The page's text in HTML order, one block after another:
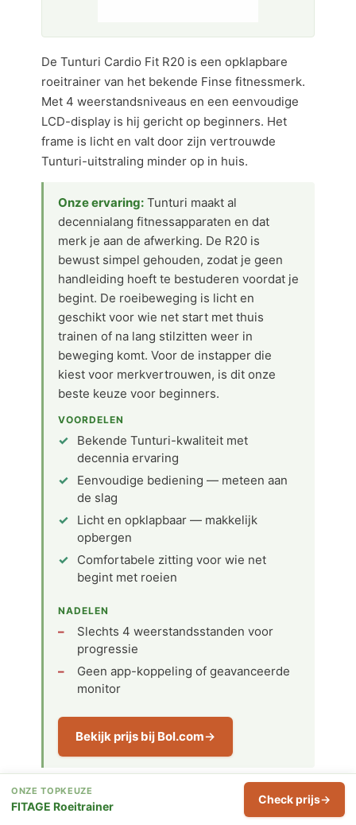
De Tunturi Cardio Fit R20 is een opklapbare
roeitrainer van het bekende Finse fitnessmerk.
Met 4 weerstandsniveaus en een eenvoudige
LCD-display is hij gericht op beginners. Het
frame is licht en valt door zijn vertrouwde
Tunturi-uitstraling minder op in huis.
Onze ervaring: Tunturi maakt al
decennialang fitnessapparaten en dat
merk je aan de afwerking. De R20 is
bewust simpel gehouden, zodat je geen
handleiding hoeft te bestuderen voordat je
begint. De roeibeweging is licht en
geschikt voor wie net start met thuis
trainen of na lang stilzitten weer in
beweging komt. Voor de instapper die
kiest voor merkvertrouwen, is dit onze
beste keuze voor beginners.
VOORDELEN
Bekende Tunturi-kwaliteit met
decennia ervaring
Eenvoudige bediening — meteen aan
de slag
Licht en opklapbaar — makkelijk
opbergen
Comfortabele zitting voor wie net
begint met roeien
NADELEN
Slechts 4 weerstandsstanden voor
progressie
Geen app-koppeling of geavanceerde
monitor
Bekijk prijs bij Bol.com
ONZE TOPKEUZE
FITAGE Roeitrainer Check prijs